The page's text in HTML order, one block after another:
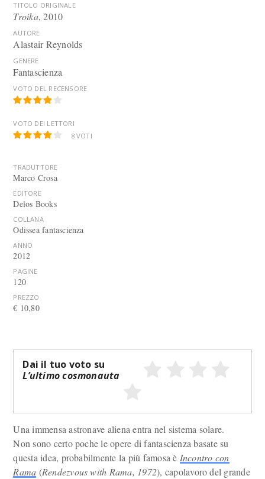
TITOLO ORIGINALE
Troika, 2010
AUTORE
Alastair Reynolds
GENERE
Fantascienza
VOTO DEL RECENSORE
VOTO DEI LETTORI
8VOTI
TRADUTTORE
Marco Crosa
EDITORE
Delos Books
COLLANA
Odissea fantascienza
ANNO
2012
PAGINE
120
PREZZO
€ 10,80
Dai il tuo voto su
L’ultimo cosmonauta
Una immensa astronave aliena entra nel sistema solare.
Non sono certo poche le opere di fantascienza basate su
questa idea, probabilmente la più famosa è Incontro con
Rama (Rendezvous with Rama, 1972), capolavoro del grande